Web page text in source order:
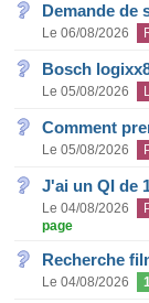
Demande de
Le 06/08/2026
Bosch
Le 05/08/2026
Comment
Le 05/08/2026
J'ai un QI de
Le 04/08/2026
page
Recherche
Le 04/08/2026